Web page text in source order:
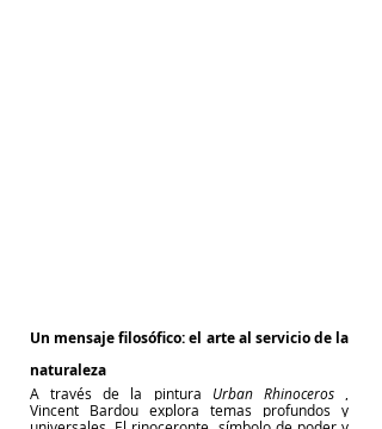
Un mensaje filosófico: el arte al servicio de la
naturaleza
A través de la pintura Urban Rhinoceros
Vincent Bardou explora temas profundos y